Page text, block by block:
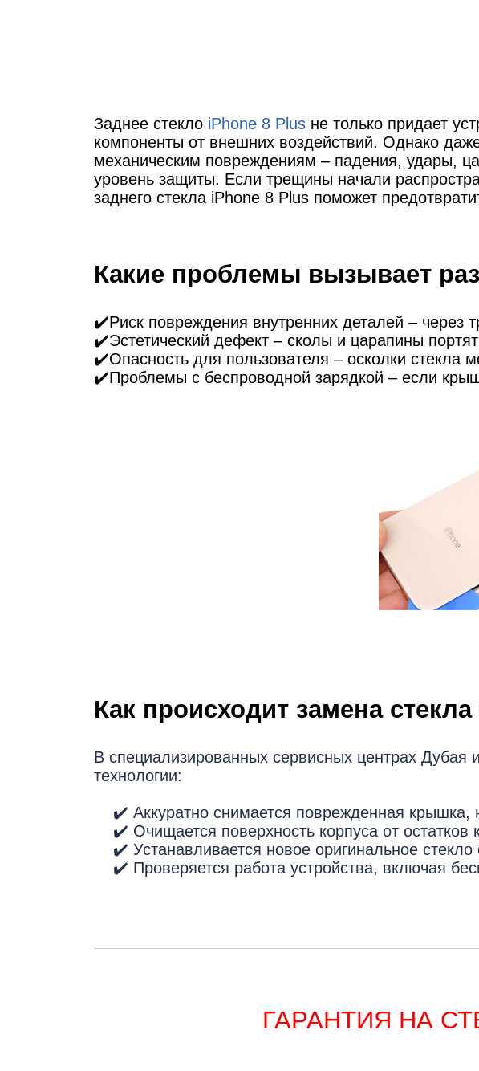
Заднее стекло iPhone 8 Plus не только придает
компоненты от внешних воздействий. Однако
механическим повреждениям – падения, удары,
уровень защиты. Если трещины начали
заднего стекла iPhone 8 Plus поможет
Какие проблемы вызывает
✔️Риск повреждения внутренних деталей – через
✔️Эстетический дефект – сколы и царапины
✔️Опасность для пользователя – осколки стекла
✔️Проблемы с беспроводной зарядкой – если
Как происходит замена
В специализированных сервисных центрах
технологии:
✔️ Аккуратно снимается поврежденная крышка,
✔️ Очищается поверхность корпуса от остатков
✔️ Устанавливается новое оригинальное
✔️ Проверяется работа устройства, включая
ГАРАНТИЯ НА